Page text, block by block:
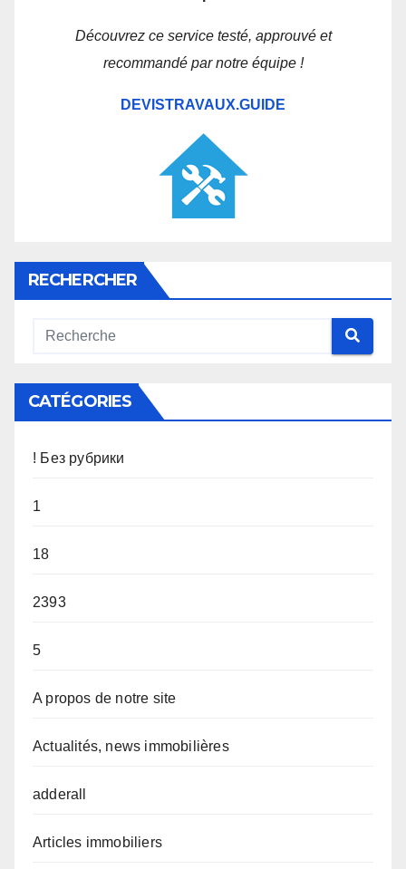
Découvrez ce service testé, approuvé et
recommandé par notre équipe !
DEVISTRAVAUX.GUIDE
RECHERCHER
CATÉGORIES
! Без рубрики
1
18
2393
5
A propos de notre site
Actualités, news immobilières
adderall
Articles immobiliers